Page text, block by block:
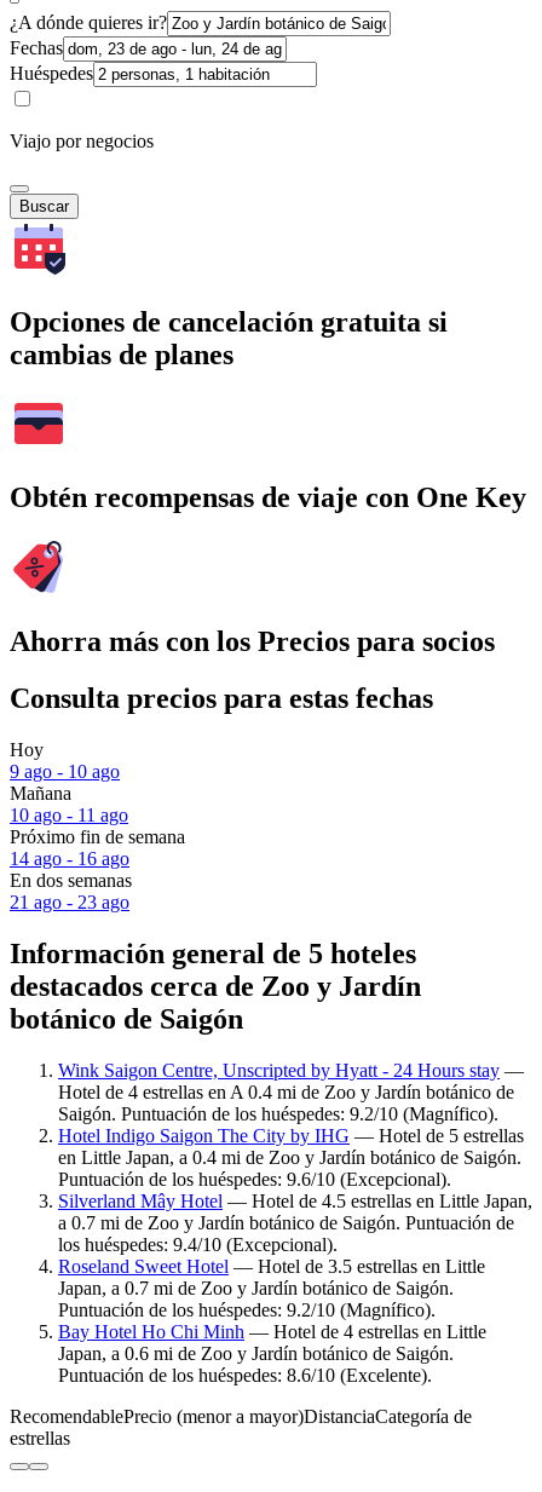
¿A dónde quieres ir?
Fechas
Huéspedes
Viajo por negocios
Buscar
Opciones de cancelación gratuita si
cambias de planes
Obtén recompensas de viaje con One Key
Ahorra más con los Precios para socios
Consulta precios para estas fechas
Hoy
9 ago - 10 ago
Mañana
10 ago - 11 ago
Próximo fin de semana
14 ago - 16 ago
En dos semanas
21 ago - 23 ago
Información general de 5 hoteles
destacados cerca de Zoo y Jardín
botánico de Saigón
Wink Saigon Centre, Unscripted by Hyatt - 24 Hours stay —
Hotel de 4 estrellas en A 0.4 mi de Zoo y Jardín botánico de
Saigón. Puntuación de los huéspedes: 9.2/10 (Magnífico).
Hotel Indigo Saigon The City by IHG — Hotel de 5 estrellas
en Little Japan, a 0.4 mi de Zoo y Jardín botánico de Saigón.
Puntuación de los huéspedes: 9.6/10 (Excepcional).
Silverland Mây Hotel — Hotel de 4.5 estrellas en Little Japan,
a 0.7 mi de Zoo y Jardín botánico de Saigón. Puntuación de
los huéspedes: 9.4/10 (Excepcional).
Roseland Sweet Hotel — Hotel de 3.5 estrellas en Little
Japan, a 0.7 mi de Zoo y Jardín botánico de Saigón.
Puntuación de los huéspedes: 9.2/10 (Magnífico).
Bay Hotel Ho Chi Minh — Hotel de 4 estrellas en Little
Japan, a 0.6 mi de Zoo y Jardín botánico de Saigón.
Puntuación de los huéspedes: 8.6/10 (Excelente).
RecomendablePrecio (menor a mayor)DistanciaCategoría de
estrellas